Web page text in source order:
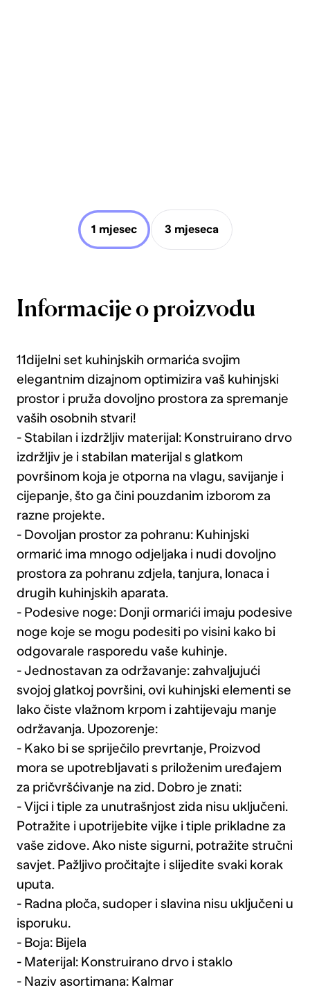
1 mjesec 3 mjeseca
Informacije o proizvodu
11dijelni set kuhinjskih ormarića svojim
elegantnim dizajnom optimizira vaš kuhinjski
prostor i pruža dovoljno prostora za spremanje
vaših osobnih stvari!
- Stabilan i izdržljiv materijal: Konstruirano drvo
izdržljiv je i stabilan materijal s glatkom
površinom koja je otporna na vlagu, savijanje i
cijepanje, što ga čini pouzdanim izborom za
razne projekte.
- Dovoljan prostor za pohranu: Kuhinjski
ormarić ima mnogo odjeljaka i nudi dovoljno
prostora za pohranu zdjela, tanjura, lonaca i
drugih kuhinjskih aparata.
- Podesive noge: Donji ormarići imaju podesive
noge koje se mogu podesiti po visini kako bi
odgovarale rasporedu vaše kuhinje.
- Jednostavan za održavanje: zahvaljujući
svojoj glatkoj površini, ovi kuhinjski elementi se
lako čiste vlažnom krpom i zahtijevaju manje
održavanja. Upozorenje:
- Kako bi se spriječilo prevrtanje, Proizvod
mora se upotrebljavati s priloženim uređajem
za pričvršćivanje na zid. Dobro je znati:
- Vijci i tiple za unutrašnjost zida nisu uključeni.
Potražite i upotrijebite vijke i tiple prikladne za
vaše zidove. Ako niste sigurni, potražite stručni
savjet. Pažljivo pročitajte i slijedite svaki korak
uputa.
- Radna ploča, sudoper i slavina nisu uključeni u
isporuku.
- Boja: Bijela
- Materijal: Konstruirano drvo i staklo
- Naziv asortimana: Kalmar